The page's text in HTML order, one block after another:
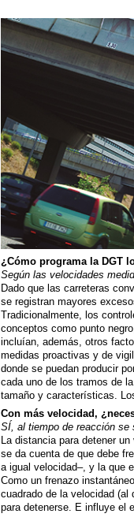
¿Cómo programa la DGT
Según las velocidades
Dado que las carreteras
se registran mayores
Tradicionalmente, los
conceptos como punto
incluían, además, otros
medidas proactivas y de
donde se puedan producir
cada uno de los tramos de
tamaño y características.
Con más velocidad,
SÍ, al tiempo de reacción se
La distancia para detener
se da cuenta de que debe
a igual velocidad–, y la que
Como un frenazo
cuadrado de la velocidad
para detenerse. E influye el